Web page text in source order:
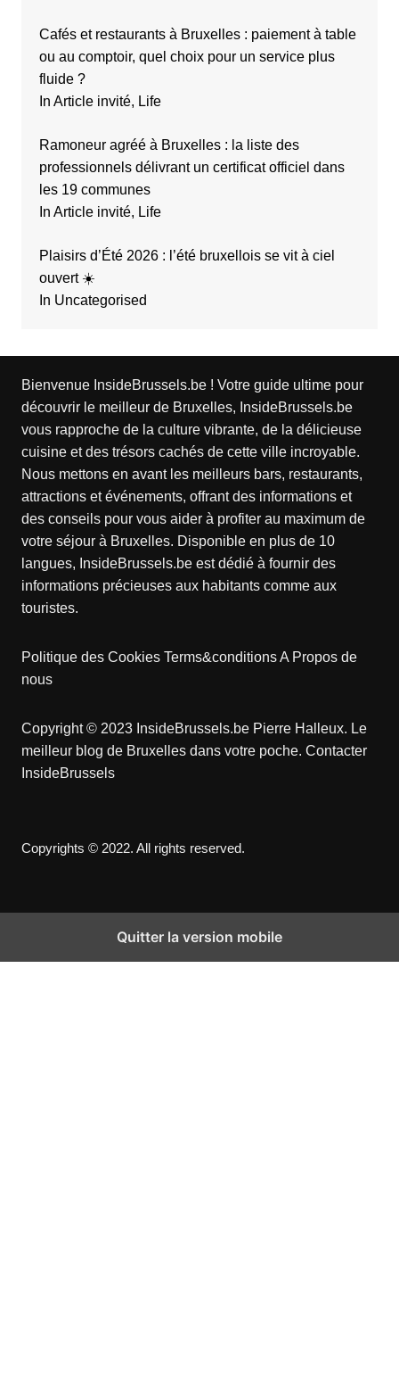
Cafés et restaurants à Bruxelles : paiement à table
ou au comptoir, quel choix pour un service plus
fluide ?
In Article invité, Life
Ramoneur agréé à Bruxelles : la liste des
professionnels délivrant un certificat officiel dans
les 19 communes
In Article invité, Life
Plaisirs d’Été 2026 : l’été bruxellois se vit à ciel
ouvert ☀️
In Uncategorised
Bienvenue InsideBrussels.be ! Votre guide ultime pour
découvrir le meilleur de Bruxelles, InsideBrussels.be
vous rapproche de la culture vibrante, de la délicieuse
cuisine et des trésors cachés de cette ville incroyable.
Nous mettons en avant les meilleurs bars, restaurants,
attractions et événements, offrant des informations et
des conseils pour vous aider à profiter au maximum de
votre séjour à Bruxelles. Disponible en plus de 10
langues, InsideBrussels.be est dédié à fournir des
informations précieuses aux habitants comme aux
touristes.
Politique des Cookies Terms&conditionsA Propos de
nous
Copyright © 2023 InsideBrussels.be Pierre Halleux. Le
meilleur blog de Bruxelles dans votre poche. Contacter
InsideBrussels
Copyrights © 2022. All rights reserved.
Quitter la version mobile